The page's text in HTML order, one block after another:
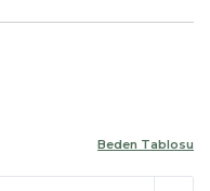
Beden Tablosu